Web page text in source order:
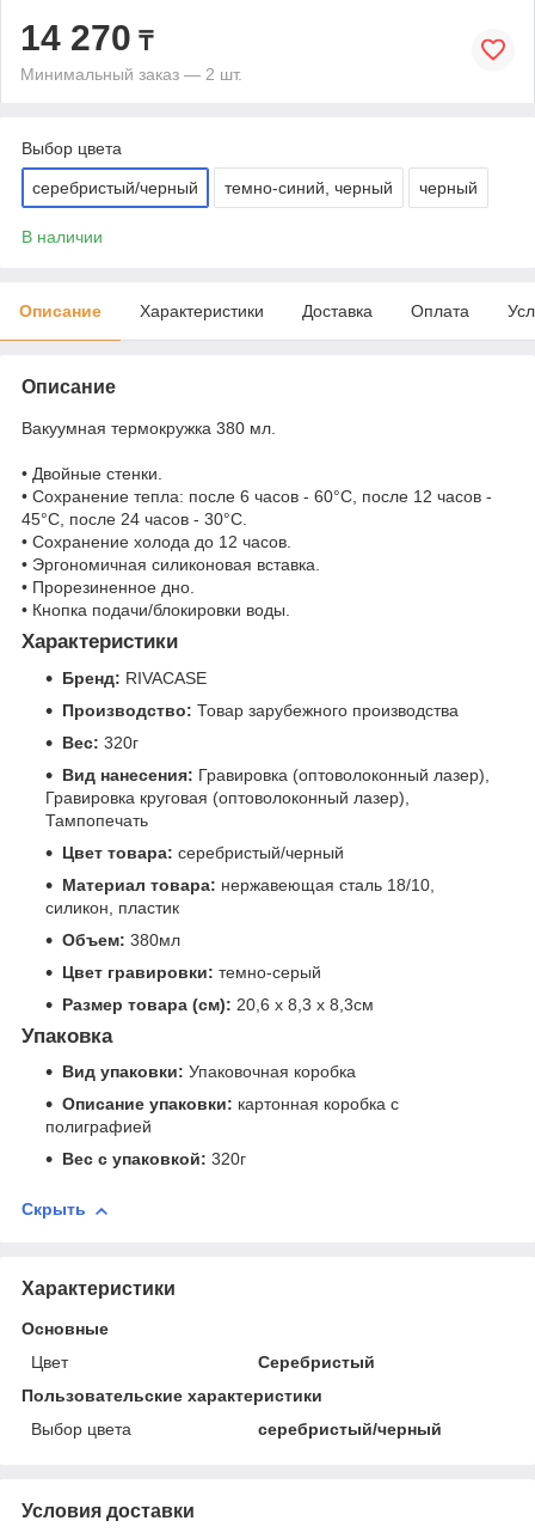
14 270 ₸
Минимальный заказ — 2 шт.
Выбор цвета
серебристый/черный темно-синий, черный черный
В наличии
Описание Характеристики Доставка Оплата
Описание
Вакуумная термокружка 380 мл.
• Двойные стенки.
• Сохранение тепла: после 6 часов - 60°С, после 12 часов -
45°С, после 24 часов - 30°С.
• Сохранение холода до 12 часов.
• Эргономичная силиконовая вставка.
• Прорезиненное дно.
• Кнопка подачи/блокировки воды.
Характеристики
Бренд: RIVACASE
Производство: Товар зарубежного производства
Вес: 320г
Вид нанесения: Гравировка (оптоволоконный лазер),
Гравировка круговая (оптоволоконный лазер),
Тампопечать
Цвет товара: серебристый/черный
Материал товара: нержавеющая сталь 18/10,
силикон, пластик
Объем: 380мл
Цвет гравировки: темно-серый
Размер товара (см): 20,6 х 8,3 х 8,3см
Упаковка
Вид упаковки: Упаковочная коробка
Описание упаковки: картонная коробка с
полиграфией
Вес с упаковкой: 320г
Скрыть
Характеристики
Основные
Цвет
Серебристый
Пользовательские характеристики
Выбор цвета
серебристый/черный
Условия доставки